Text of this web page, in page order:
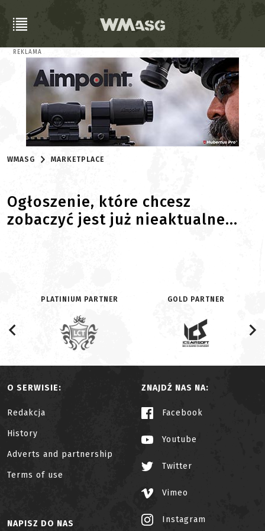
REKLAMA
WMASG MARKETPLACE
Ogłoszenie, które chcesz
zobaczyć jest już nieaktualne...
PLATINIUM PARTNER GOLD PARTNER
O SERWISIE:
Redakcja
History
Adverts and partnership
Terms of use
ZNAJDŹ NAS NA:
Facebook
Youtube
Twitter
Vimeo
Instagram
NAPISZ DO NAS